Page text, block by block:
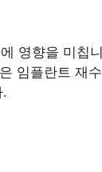
영향을 미칩니
임플란트 재수
.